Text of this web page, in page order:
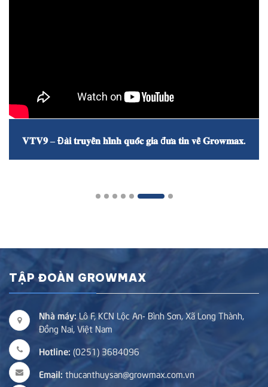
𝐕𝐓𝐕𝟗 – Đ𝐚̀𝐢 𝐭𝐫𝐮𝐲𝐞̂̀𝐧 𝐡𝐢̀𝐧𝐡 𝐪𝐮𝐨̂́𝐜 𝐠𝐢𝐚 đ𝐮̛𝐚 𝐭𝐢𝐧 𝐯𝐞̂̀ 𝐆𝐫𝐨𝐰𝐦𝐚𝐱.
TẬP ĐOÀN GROWMAX
Nhà máy: Lô F, KCN Lộc An- Bình Sơn, Xã Long Thành,
Đồng Nai, Việt Nam
Hotline: (0251) 3684096
Email: thucanthuysan@growmax.com.vn